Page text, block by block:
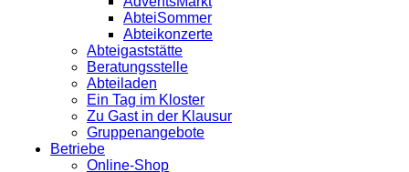
AbteiSommer
Abteikonzerte
Abteigaststätte
Beratungsstelle
Abteiladen
Ein Tag im Kloster
Zu Gast in der Klausur
Gruppenangebote
Betriebe
Online-Shop